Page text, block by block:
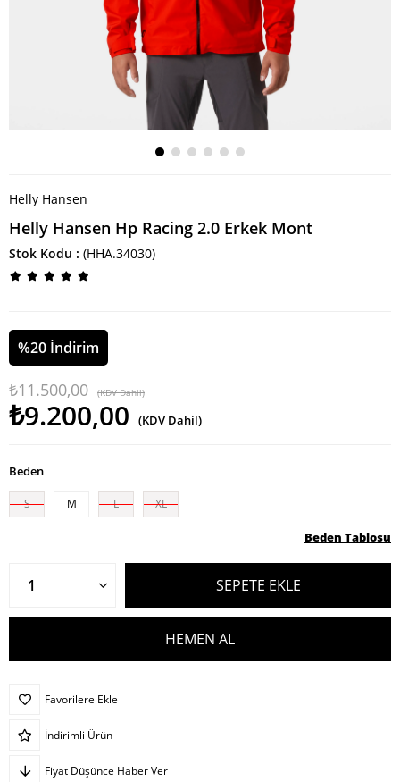
Helly Hansen
Helly Hansen Hp Racing 2.0 Erkek Mont
Stok Kodu (HHA.34030)
%20 İndirim
₺11.500,00 (KDV Dahil)
₺9.200,00 (KDV Dahil)
Beden
S M L XL
Beden Tablosu
Favorilere Ekle
İndirimli Ürün
Fiyat Düşünce Haber Ver